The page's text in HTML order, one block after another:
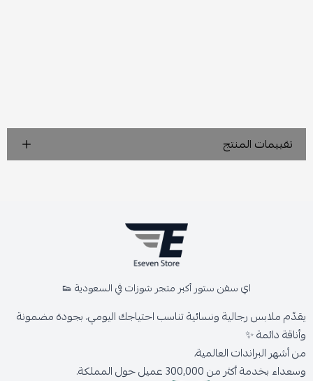
تقييمات المنتج
اي سفن ستور أكبر متجر شوزات في السعودية 👟
يقدّم ملابس رجالية ونسائية تناسب احتياجك اليومي، بجودة مضمونة
وأناقة دائمة ✨
من أشهر البراندات العالمية،
وسعداء بخدمة أكثر من 300,000 عميل حول المملكة.